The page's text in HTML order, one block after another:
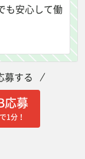
も安心して働
募する
応募
1分！